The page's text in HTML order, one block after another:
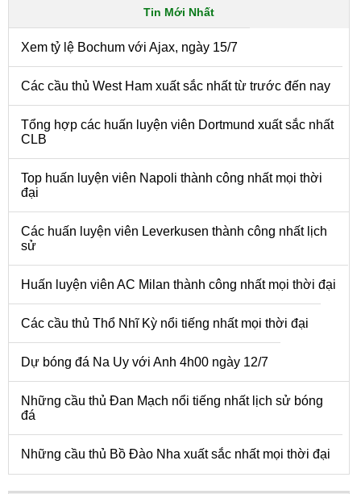
Tin Mới Nhất
Xem tỷ lệ Bochum với Ajax, ngày 15/7
Các cầu thủ West Ham xuất sắc nhất từ trước đến nay
Tổng hợp các huấn luyện viên Dortmund xuất sắc nhất
CLB
Top huấn luyện viên Napoli thành công nhất mọi thời
đại
Các huấn luyện viên Leverkusen thành công nhất lịch
sử
Huấn luyện viên AC Milan thành công nhất mọi thời đại
Các cầu thủ Thổ Nhĩ Kỳ nổi tiếng nhất mọi thời đại
Dự bóng đá Na Uy với Anh 4h00 ngày 12/7
Những cầu thủ Đan Mạch nổi tiếng nhất lịch sử bóng
đá
Những cầu thủ Bồ Đào Nha xuất sắc nhất mọi thời đại